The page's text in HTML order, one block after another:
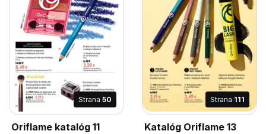
Strana 50
Oriflame katalóg 11
Strana 111
Katalóg Oriflame 13